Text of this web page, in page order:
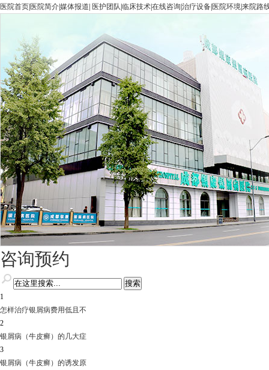
医院首页 医院简介媒体报道 医护团队 临床技术在线咨询 治疗设备 医院环境来院路
咨询预约
1
怎样治疗银屑病费用低且不
2
银屑病（牛皮癣）的几大症
3
银屑病（牛皮癣）的诱发原